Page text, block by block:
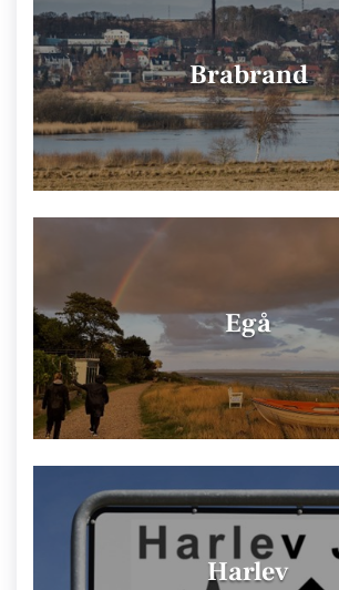
Brabrand
Egå
Harlev